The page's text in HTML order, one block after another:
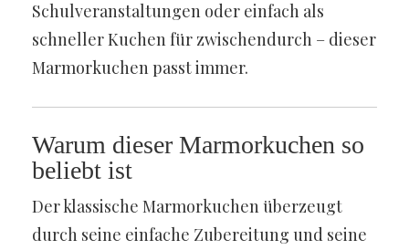
Schulveranstaltungen oder einfach als
schneller Kuchen für zwischendurch – dieser
Marmorkuchen passt immer.
Warum dieser Marmorkuchen so
beliebt ist
Der klassische Marmorkuchen überzeugt
durch seine einfache Zubereitung und seine